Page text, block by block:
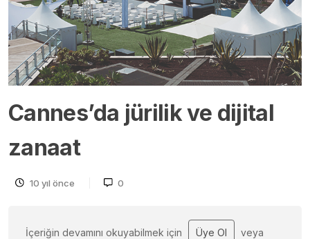
Cannes’da jürilik ve dijital
zanaat
10 yıl önce 0
İçeriğin devamını okuyabilmek için Üye Ol veya